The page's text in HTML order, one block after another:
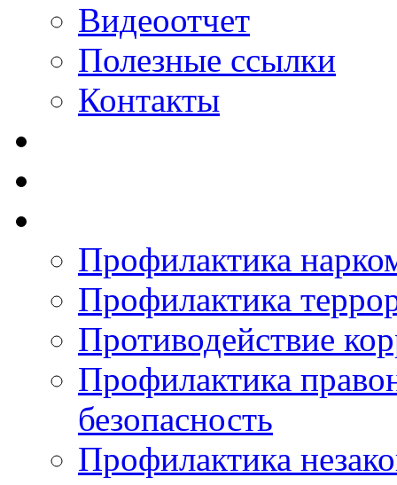
Видеоотчет
Полезные ссылки
Контакты
Профилактика
Профилактика
Противодействие
Профилактика
безопасность
Профилактика